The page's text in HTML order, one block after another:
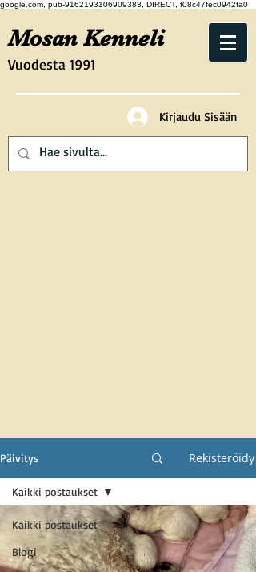
google.com, pub-9162193106909383, DIRECT, f08c47fec0942fa0
Vuodesta 1991
Mosan Kenneli
Kirjaudu Sisään
Päivitys Rekisteröidy
Kaikki postaukset
Blogi
Kaikki postaukset